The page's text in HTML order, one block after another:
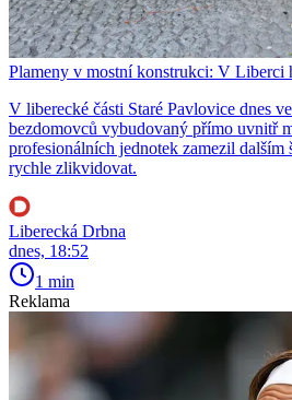
Plameny v mostní konstrukci: V Liberci
V liberecké části Staré Pavlovice dnes
bezdomovců vybudovaný přímo uvnitř
profesionálních jednotek zamezil dalším
rychle zlikvidovat.
Liberecká Drbna
dnes, 18:52
1 min
Reklama